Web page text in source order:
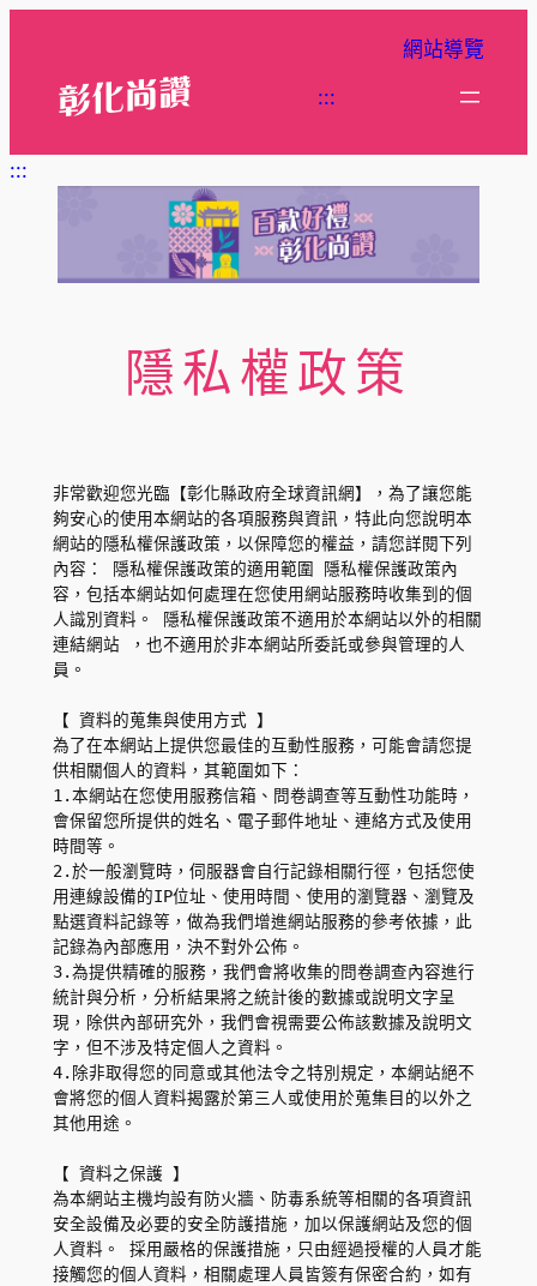
內
容
網站導覽
:::
:::
隱私權政策
非常歡迎您光臨【彰化縣政府全球資訊網】，為了讓您能
夠安心的使用本網站的各項服務與資訊，特此向您說明本
網站的隱私權保護政策，以保障您的權益，請您詳閱下列
內容： 隱私權保護政策的適用範圍 隱私權保護政策內
容，包括本網站如何處理在您使用網站服務時收集到的個
人識別資料。 隱私權保護政策不適用於本網站以外的相關
連結網站 ，也不適用於非本網站所委託或參與管理的人
員。
【 資料的蒐集與使用方式 】
為了在本網站上提供您最佳的互動性服務，可能會請您提
供相關個人的資料，其範圍如下：
1.本網站在您使用服務信箱、問卷調查等互動性功能時，
會保留您所提供的姓名、電子郵件地址、連絡方式及使用
時間等。
2.於一般瀏覽時，伺服器會自行記錄相關行徑，包括您使
用連線設備的IP位址、使用時間、使用的瀏覽器、瀏覽及
點選資料記錄等，做為我們增進網站服務的參考依據，此
記錄為內部應用，決不對外公佈。
3.為提供精確的服務，我們會將收集的問卷調查內容進行
統計與分析，分析結果將之統計後的數據或說明文字呈
現，除供內部研究外，我們會視需要公佈該數據及說明文
字，但不涉及特定個人之資料。
4.除非取得您的同意或其他法令之特別規定，本網站絕不
會將您的個人資料揭露於第三人或使用於蒐集目的以外之
其他用途。
【 資料之保護 】
為本網站主機均設有防火牆、防毒系統等相關的各項資訊
安全設備及必要的安全防護措施，加以保護網站及您的個
人資料。 採用嚴格的保護措施，只由經過授權的人員才能
接觸您的個人資料，相關處理人員皆簽有保密合約，如有